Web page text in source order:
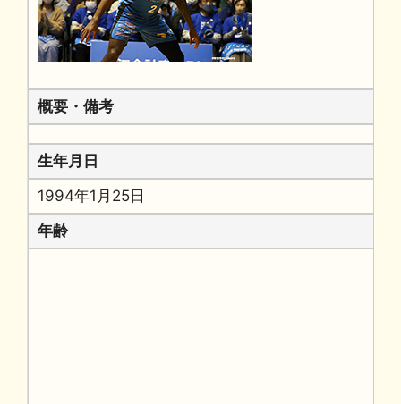
概要・備考
生年月日
1994年1月25日
年齢